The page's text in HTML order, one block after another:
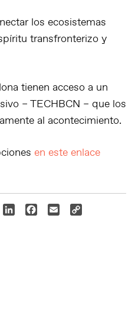
los ecosistemas
transfronterizo y
tienen acceso a un
– TECHBCN – que los
al acontecimiento.
en este enlace
LinkedInFacebook
Email